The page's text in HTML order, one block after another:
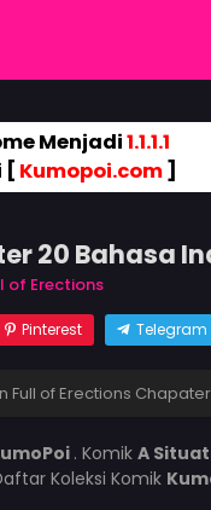
Menjadi1.1.1.1
[ Kumopoi.com]
20 Bahasa
of Erections
Pinterest Telegram
Full of Erections
. Komik A
Koleksi Komik